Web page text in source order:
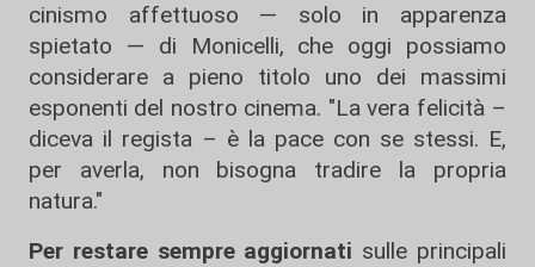
cinismo affettuoso — solo in apparenza
spietato — di Monicelli, che oggi possiamo
considerare a pieno titolo uno dei massimi
esponenti del nostro cinema. "La vera felicità –
diceva il regista – è la pace con se stessi. E,
per averla, non bisogna tradire la propria
natura."
Per restare sempre aggiornati sulle principali